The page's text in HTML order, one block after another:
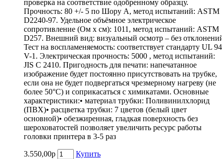
проверка на соответствие одобренному образцу.
Прочность: 80 +/- 5 по Шору А, метод испытаний: ASTM
D2240-97. Удельное объёмное электрическое
сопротивление (Ом х см): 1011, метод испытаний: ASTM
D257. Внешний вид: визуальный осмотр – без
Тест на воспламеняемость: соответствует стандарту UL 94
V-1. Электрическая прочность: 5000 , метод испытаний:
JIS C 2410. Пригодность для печати: напечатанное
изображение будет постоянно присутствовать на трубке,
если она не будет подвергаться чрезмерному нагреву (не
более 50°С) и соприкасаться с химикатами. Основные
характеристики:• материал трубки: Поливинилхлорид
(ПВХ)• расцветка трубки: 7 цветов (белый цвет
основной)• обезжиренная, гладкая поверхность без
шероховатостей позволяет увеличить ресурс работы
головки принтера в 3-5 раз
3.550,00р
Купить